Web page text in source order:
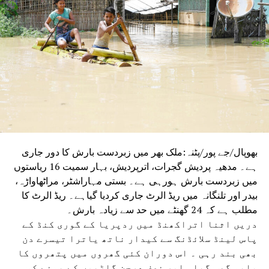
DON'T MISS
ہندوستان فروری میں امریکی زیرقیادت پیکس سلیکا میں
ہوگا شامل
بھوپال/جے پور/پٹنہ:ملک بھر میں زبردست بارش کا دور جاری
ہے۔ مدھیہ پردیش گجرات، اترپردیش، بہار سمیت 16 ریاستوں
میں زبردست بارش ہورہی ہے۔ بستی مہاراشٹر، مراٹھاواڑہ،
بیدر اور تلنگانہ میں ریڈ الرٹ جاری کردیا گیاہے۔ ریڈ الرٹ کا
مطلب ہے کہ 24 گھنٹے میں حد سے زیادہ بارش۔
دریں اثنا اتراکھنڈ میں ردپریا کے گوری کنڈ کے
پاس لینڈ سلائڈنگ سے کیدار ناتھ یاترا تیسرے دن
بھی بند رہی ۔ اس دوران کئی گھروں میں پتھروں کا